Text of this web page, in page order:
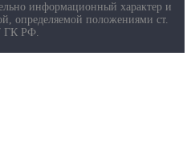
и ТУ
информационный характер и
определяемой положениями ст.
ГК РФ.